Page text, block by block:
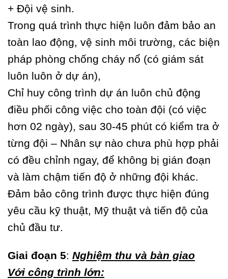
+ Đội vệ sinh.
Trong quá trình thực hiện luôn đảm bảo an
toàn lao động, vệ sinh môi trường, các biện
pháp phòng chống cháy nổ (có giám sát
luôn luôn ở dự án),
Chỉ huy công trình dự án luôn chủ động
điều phối công việc cho toàn đội (có việc
hơn 02 ngày), sau 30-45 phút có kiểm tra ở
từng đội – Nhân sự nào chưa phù hợp phải
có đều chỉnh ngay, để không bị gián đoạn
và làm chậm tiến độ ở những đội khác.
Đảm bảo công trình được thực hiện đúng
yêu cầu kỹ thuật, Mỹ thuật và tiến độ của
chủ đầu tư.
Giai đoạn 5: Nghiệm thu và bàn giao
Với công trình lớn: